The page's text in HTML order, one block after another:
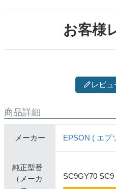
お客様
レビュ
商品詳細
メーカー EPSON ( エプ
純正型番
（メーカ
SC9GY70 SC9